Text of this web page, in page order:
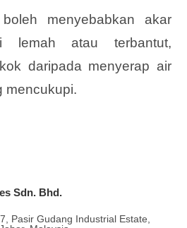
menyebabkan akar
lemah atau terbantut,
daripada menyerap air
mencukupi.
Sdn. Bhd.
Pasir Gudang Industrial Estate,